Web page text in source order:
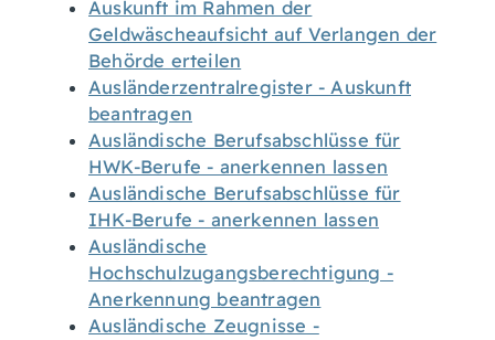
Auskunft im Rahmen der
Geldwäscheaufsicht auf Verlangen der
Behörde erteilen
Ausländerzentralregister - Auskunft
beantragen
Ausländische Berufsabschlüsse für
HWK-Berufe - anerkennen lassen
Ausländische Berufsabschlüsse für
IHK-Berufe - anerkennen lassen
Ausländische
Hochschulzugangsberechtigung -
Anerkennung beantragen
Ausländische Zeugnisse -